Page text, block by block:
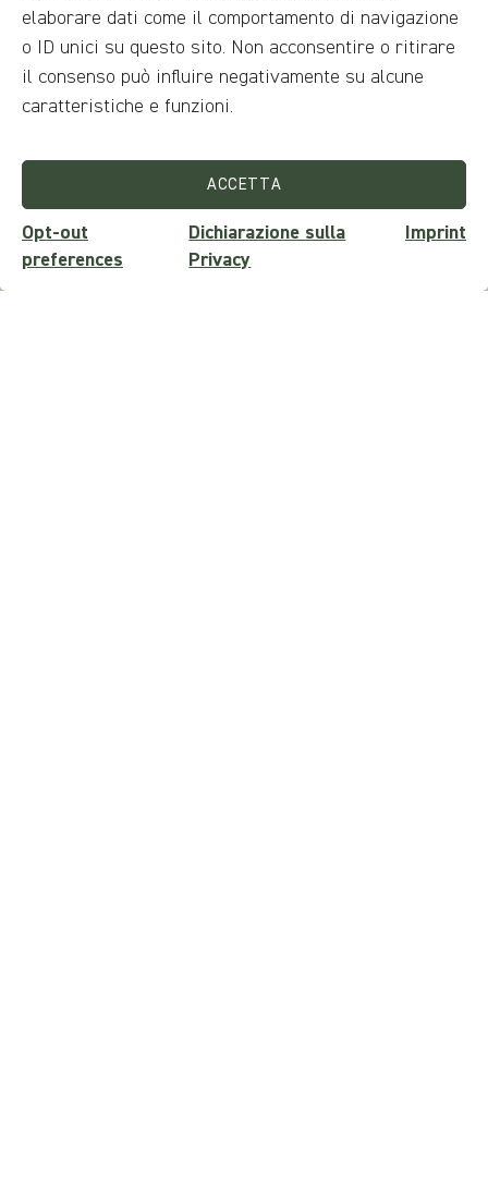
elaborare dati come il comportamento di navigazione
o ID unici su questo sito. Non acconsentire o ritirare
il consenso può influire negativamente su alcune
caratteristiche e funzioni.
ACCETTA
Opt-out
preferences
Dichiarazione sulla
Privacy
Imprint